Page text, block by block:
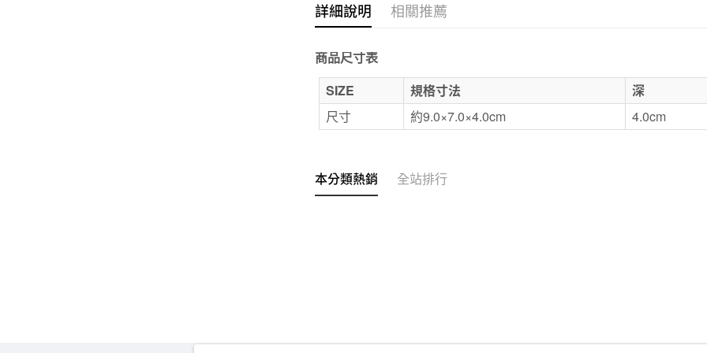
無印良品
免運費
詳細說明 相關推薦
商品尺寸表
SIZE 規格寸法 深
尺寸
約9.0×7.0×4.0cm 4.0cm
本分類熱銷 全站排行